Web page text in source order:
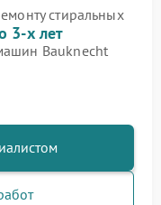
стиральных
3-х лет
Bauknecht